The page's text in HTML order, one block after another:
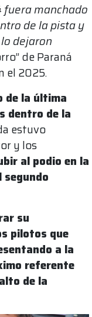
fuera manchado
de la pista y
dejaron
de Paraná
el 2025.
de la última
dentro de la
estuvo
y los
al podio en la
su
pilotos que
a la
referente
de la